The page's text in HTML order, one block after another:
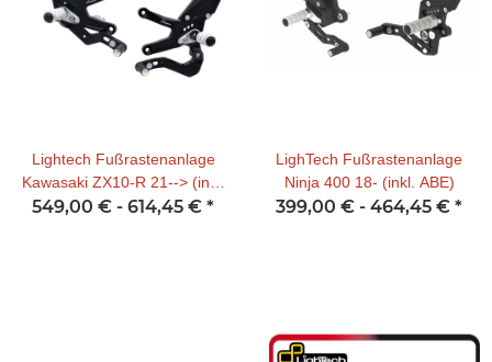
Lightech Fußrastenanlage
Kawasaki ZX10-R 21--> (incl.
ABE) (umgekehrte Schaltung)
549,00 € - 614,45 € *
LighTech Fußrastenanlage
Ninja 400 18- (inkl. ABE)
399,00 € - 464,45 € *